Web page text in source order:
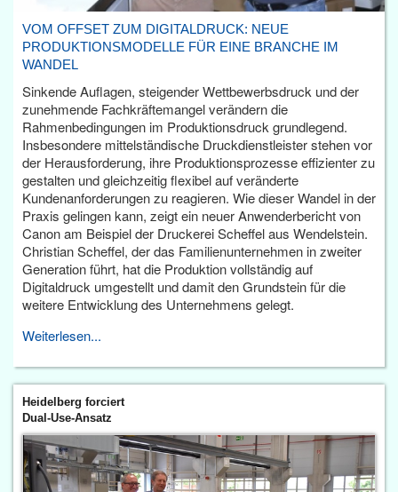
VOM OFFSET ZUM DIGITALDRUCK: NEUE
PRODUKTIONSMODELLE FÜR EINE BRANCHE IM
WANDEL
Sinkende Auflagen, steigender Wettbewerbsdruck und der
zunehmende Fachkräftemangel verändern die
Rahmenbedingungen im Produktionsdruck grundlegend.
Insbesondere mittelständische Druckdienstleister stehen vor
der Herausforderung, ihre Produktionsprozesse effizienter zu
gestalten und gleichzeitig flexibel auf veränderte
Kundenanforderungen zu reagieren. Wie dieser Wandel in der
Praxis gelingen kann, zeigt ein neuer Anwenderbericht von
Canon am Beispiel der Druckerei Scheffel aus Wendelstein.
Christian Scheffel, der das Familienunternehmen in zweiter
Generation führt, hat die Produktion vollständig auf
Digitaldruck umgestellt und damit den Grundstein für die
weitere Entwicklung des Unternehmens gelegt.
Weiterlesen...
Heidelberg forciert
Dual-Use-Ansatz